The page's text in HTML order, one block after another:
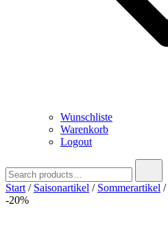
Wunschliste
Warenkorb
Logout
for:
Start / Saisonartikel / Sommerartikel /
-20%